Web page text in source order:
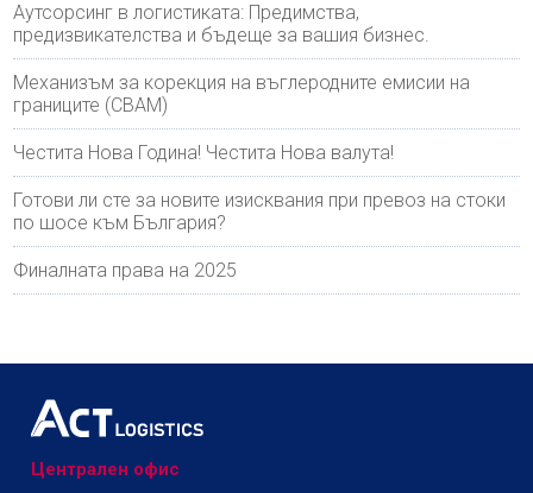
Аутсорсинг в логистиката: Предимства,
предизвикателства и бъдеще за вашия бизнес.
Механизъм за корекция на въглеродните емисии на
границите (CBAM)
Честита Нова Година! Честита Нова валута!
Готови ли сте за новите изисквания при превоз на стоки
по шосе към България?
Финалната права на 2025
Централен офис